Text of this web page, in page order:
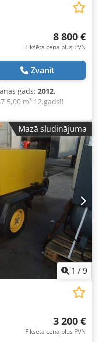
8 800 €
Fiksēta cena plus PVN
Zvanīt
gads: 2012,
5,00 m³ 12.gads!!
iekārta pēc servisa
5,00 m³/min - Darba
2012 - Dzinējs: KUBOTA
pilnībā darba
garantiju. Neto cena: 37
Aetyk Taoh Sek
kas parāda iekārtas
Mazā sludinājuma
1 /9
3 200 €
Fiksēta cena plus PVN